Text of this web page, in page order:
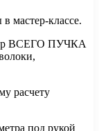
мастер-классе.
ВСЕГО ПУЧКА
расчету
под рукой